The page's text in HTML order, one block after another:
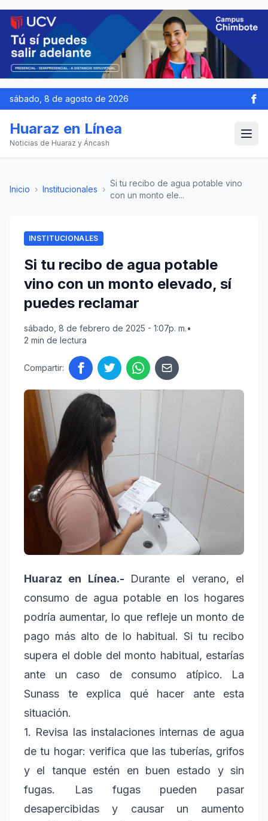
sábado, 8 de agosto de 2026
Huaraz en Línea
Noticias de Huaraz y Áncash
Inicio › Institucionales ›
Si tu recibo de agua potable vino
con un monto ele...
INSTITUCIONALES
Si tu recibo de agua potable
vino con un monto elevado, sí
puedes reclamar
sábado, 8 de febrero de 2025 - 1:07p. m.•
2 min de lectura
Compartir:
Huaraz en Línea.- Durante el verano, el
consumo de agua potable en los hogares
podría aumentar, lo que refleje un monto de
pago más alto de lo habitual. Si tu recibo
supera el doble del monto habitual, estarías
ante un caso de consumo atípico. La
Sunass te explica qué hacer ante esta
situación.
1. Revisa las instalaciones internas de agua
de tu hogar: verifica que las tuberías, grifos
y el tanque estén en buen estado y sin
fugas. Las fugas pueden pasar
desapercibidas y causar un aumento